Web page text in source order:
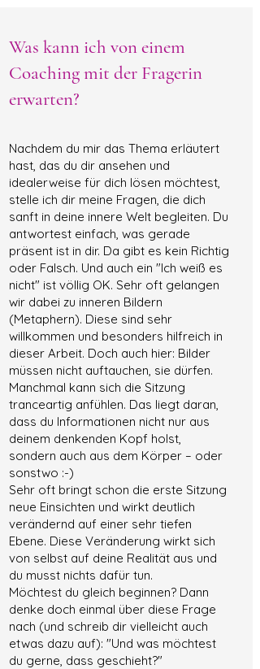
Was kann ich von einem
Coaching mit der Fragerin
erwarten?
Nachdem du mir das Thema erläutert
hast, das du dir ansehen und
idealerweise für dich lösen möchtest,
stelle ich dir meine Fragen, die dich
sanft in deine innere Welt begleiten. Du
antwortest einfach, was gerade
präsent ist in dir. Da gibt es kein Richtig
oder Falsch. Und auch ein "Ich weiß es
nicht" ist völlig OK. Sehr oft gelangen
wir dabei zu inneren Bildern
(Metaphern). Diese sind sehr
willkommen und besonders hilfreich in
dieser Arbeit. Doch auch hier: Bilder
müssen nicht auftauchen, sie dürfen.
Manchmal kann sich die Sitzung
tranceartig anfühlen. Das liegt daran,
dass du Informationen nicht nur aus
deinem denkenden Kopf holst,
sondern auch aus dem Körper – oder
sonstwo :-)
Sehr oft bringt schon die erste Sitzung
neue Einsichten und wirkt deutlich
verändernd auf einer sehr tiefen
Ebene. Diese Veränderung wirkt sich
von selbst auf deine Realität aus und
du musst nichts dafür tun.
Möchtest du gleich beginnen? Dann
denke doch einmal über diese Frage
nach (und schreib dir vielleicht auch
etwas dazu auf): "Und was möchtest
du gerne, dass geschieht?"